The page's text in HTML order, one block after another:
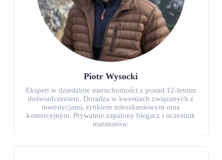
Piotr Wysocki
Ekspert w dziedzinie nieruchomości z ponad 12-letnim
doświadczeniem. Doradza w kwestiach związanych z
inwestycjami, rynkiem mieszkaniowym oraz
komercyjnym. Prywatnie zapalony biegacz i uczestnik
maratonów.